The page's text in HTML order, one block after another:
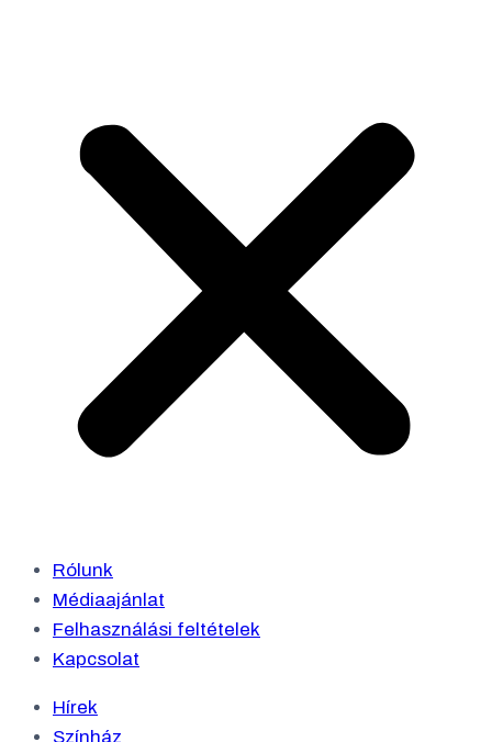
Rólunk
Médiaajánlat
Felhasználási feltételek
Kapcsolat
Hírek
Színház